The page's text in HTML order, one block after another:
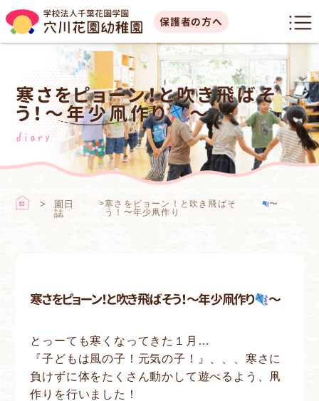
保護者の方へ
寒さをピョーン！と吹き飛ばそ
う！〜年少凧作り 〜
diary
園日
誌
>寒さをピョーン！と吹き飛ばそ
う！〜年少凧作り
〜
寒さをピョーン！と吹き飛ばそう！〜年少凧作り 〜
とっーても寒くなってきた１月…
『子どもは風の子！元気の子！』、、、寒さに
負けずに体をたくさん動かして遊べるよう、凧
作りを行いました！